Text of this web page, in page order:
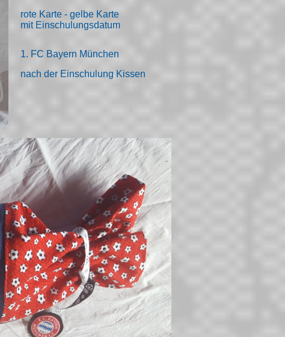
rote Karte - gelbe Karte
mit Einschulungsdatum
1. FC Bayern München
nach der Einschulung Kissen